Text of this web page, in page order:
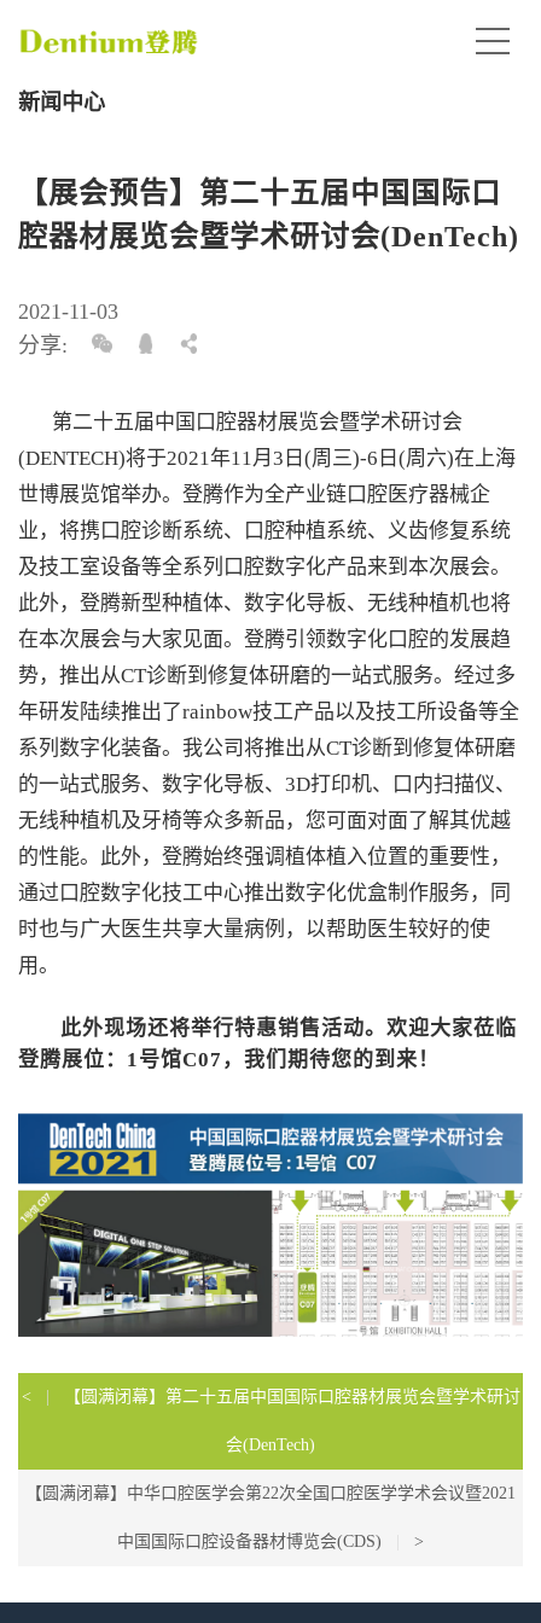
新闻中心
【展会预告】第二十五届中国国际口
腔器材展览会暨学术研讨会(DenTech)
2021-11-03
分享:
第二十五届中国口腔器材展览会暨学术研讨会
(DENTECH)将于2021年11月3日(周三)-6日(周六)在上海
世博展览馆举办。登腾作为全产业链口腔医疗器械企
业，将携口腔诊断系统、口腔种植系统、义齿修复系统
及技工室设备等全系列口腔数字化产品来到本次展会。
此外，登腾新型种植体、数字化导板、无线种植机也将
在本次展会与大家见面。登腾引领数字化口腔的发展趋
势，推出从CT诊断到修复体研磨的一站式服务。经过多
年研发陆续推出了rainbow技工产品以及技工所设备等全
系列数字化装备。我公司将推出从CT诊断到修复体研磨
的一站式服务、数字化导板、3D打印机、口内扫描仪、
无线种植机及牙椅等众多新品，您可面对面了解其优越
的性能。此外，登腾始终强调植体植入位置的重要性，
通过口腔数字化技工中心推出数字化优盒制作服务，同
时也与广大医生共享大量病例，以帮助医生较好的使
用。
此外现场还将举行特惠销售活动。欢迎大家莅临
登腾展位：1号馆C07，我们期待您的到来！
< | 【圆满闭幕】第二十五届中国国际口腔器材展览会暨学术研讨
会(DenTech)
【圆满闭幕】中华口腔医学会第22次全国口腔医学学术会议暨2021
中国国际口腔设备器材博览会(CDS) >